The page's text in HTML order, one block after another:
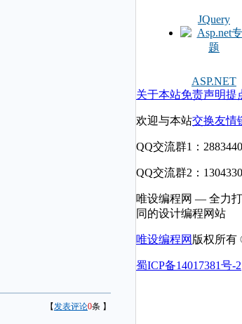
【发表评论0条 】
JQuery
ASP.NET
关于本站免责声明提
欢迎与本站交换友情
QQ交流群1：
QQ交流群2：
唯设编程网 — 全力
同的设计编程网站
唯设编程网 版权所有
蜀ICP备14017381号-2